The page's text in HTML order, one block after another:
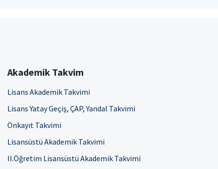
Akademik Takvim
Lisans Akademik Takvimi
Lisans Yatay Geçiş, ÇAP, Yandal Takvimi
Önkayıt Takvimi
Lisansüstü Akademik Takvimi
II.Öğretim Lisansüstü Akademik Takvimi